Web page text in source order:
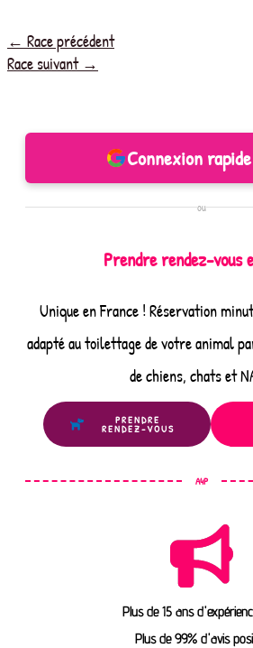
← Race précédent
Race suivant →
Connexion
ou
Prendre rendez-vous
Unique en France ! Réservation
adapté au toilettage de votre animal
de chiens, chats et
PRENDRE
RENDEZ-VOUS
A4P
Plus de 15 ans
Plus de 99% d'avis